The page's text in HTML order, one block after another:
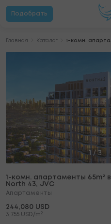
Подобрать
Главная Каталог
/3
1-комн. апартаменты 65m² в
North 43, JVC
Апартаменты
244,080 USD
3,755 USD/m2